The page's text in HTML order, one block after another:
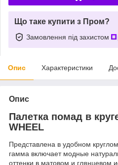
Що таке купити з Пром?
Замовлення під захистом
Опис Характеристики
Опис
Палетка помад в
WHEEL
Представлена в удобном
гамма включает модные
оттенки в матовом и глянцевом